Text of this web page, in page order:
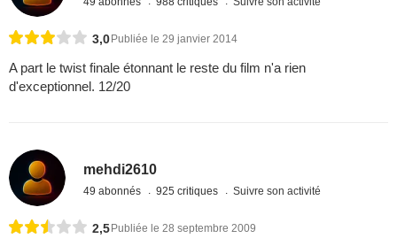
3,0Publiée le 29 janvier 2014
A part le twist finale étonnant le reste du film n'a rien
d'exceptionnel. 12/20
mehdi2610
49 abonnés 925 critiques Suivre son activité
2,5 Publiée le 28 septembre 2009